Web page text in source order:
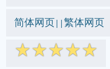
简体网页||繁体网页
☆☆☆☆☆